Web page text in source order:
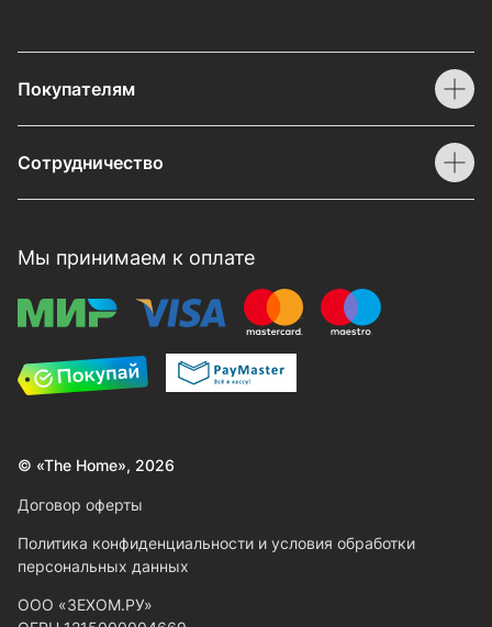
Покупателям
Сотрудничество
Мы принимаем к оплате
© «The Home», 2026
Договор оферты
Политика конфиденциальности и условия обработки
персональных данных
ООО «ЗЕХОМ.РУ»